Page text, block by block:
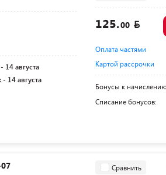
14 августа
- 14 августа
125.00
Оплата частями
Картой рассрочки
Бонусы к
Списание бонусов:
Сравнить